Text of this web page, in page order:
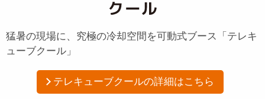
猛暑の現場に、究極の冷却空間を可動式ブース「テレキ
ューブクール」
テレキューブクールの詳細はこちら